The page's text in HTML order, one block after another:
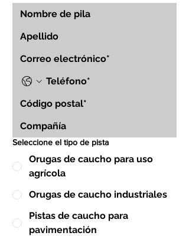
Seleccione el tipo de pista
Orugas de caucho para uso
agrícola
Orugas de caucho industriales
Pistas de caucho para
pavimentación